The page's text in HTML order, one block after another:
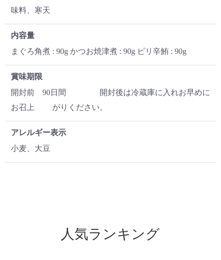
味料、寒天
内容量
まぐろ角煮 : 90g かつお焼津煮 : 90g ピリ辛鮪 : 90g
賞味期限
開封前 90日間 開封後は冷蔵庫に入れお早めに
お召上 がりください。
アレルギー表示
小麦、大豆
人気ランキング